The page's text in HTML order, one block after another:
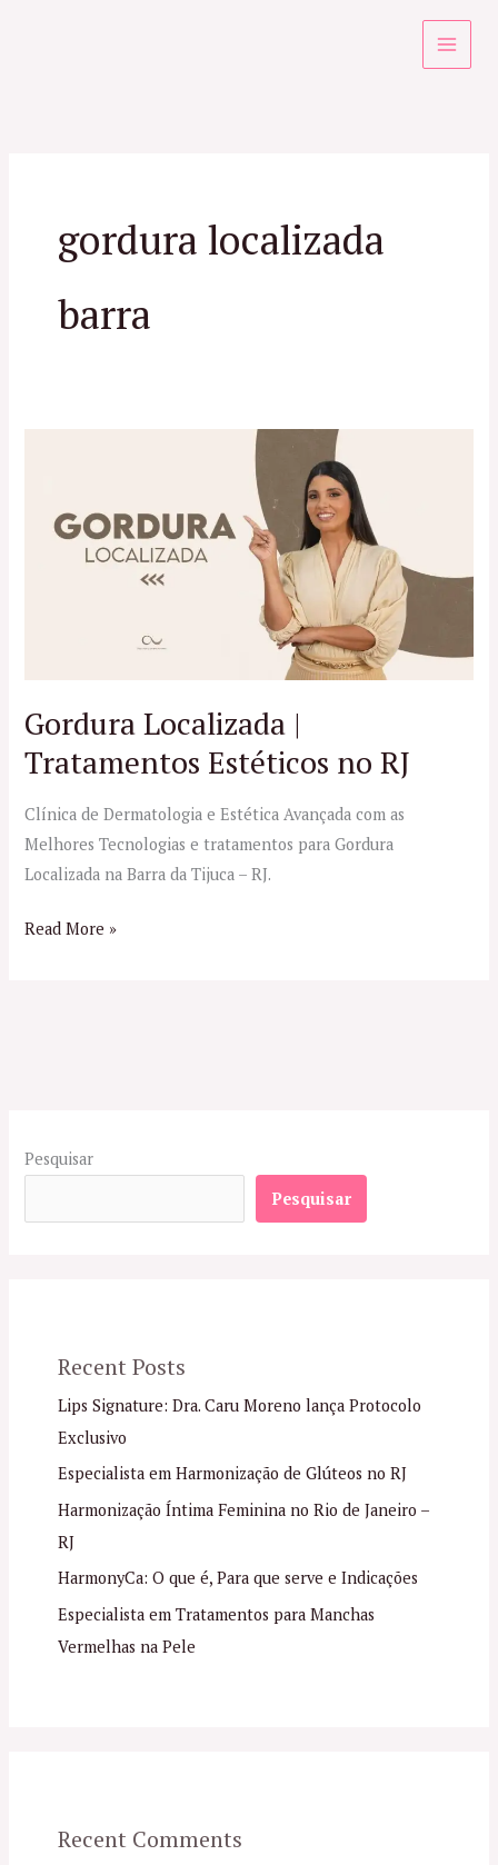
gordura localizada
barra
Gordura Localizada |
Tratamentos Estéticos no RJ
Clínica de Dermatologia e Estética Avançada com as
Melhores Tecnologias e tratamentos para Gordura
Localizada na Barra da Tijuca – RJ.
Tratamentos
Estéticos
Read More »
Pesquisar
Pesquisar
Recent Posts
Lips Signature: Dra. Caru Moreno lança Protocolo
Exclusivo
Especialista em Harmonização de Glúteos no RJ
Harmonização Íntima Feminina no Rio de Janeiro –
RJ
HarmonyCa: O que é, Para que serve e Indicações
Especialista em Tratamentos para Manchas
Vermelhas na Pele
Recent Comments